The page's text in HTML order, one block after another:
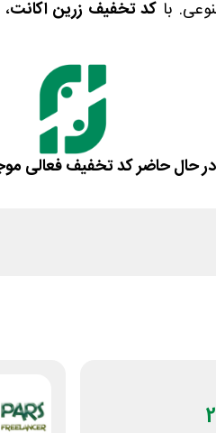
با کد تخفیف زرین اکانت
در حال حاضر کد تخفیف فعالی